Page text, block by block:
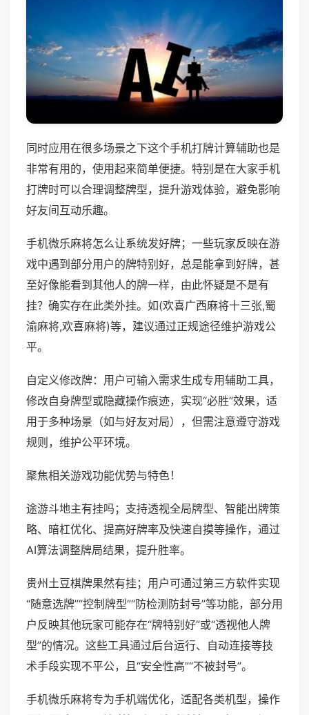
同时应用在很多场景之下这个手机打牌计算辅助也是
非常有用的，使用起来简单便捷。特别是在大家手机
打牌时可以合理调整牌型，提升游戏体验，避免影响
好友间互动乐趣。
手机微乐麻将怎么让系统发好牌；一些玩家反映在游
戏中遇到部分用户的牌特别好，总是能拿到好牌，甚
至好像能看到其他人的牌一样，由此怀疑是不是有
挂？确实存在此类外挂。如(欢喜广西麻将十三张,蜀
渝麻将,欢喜麻将)等，建议通过正规途径维护游戏公
平。
自定义修改牌：用户可输入需求生成专用辅助工具，
修改自身牌型或隐藏操作痕迹，实现“必胜”效果，适
用于多种场景（如与好友对局），但需注意遵守游戏
规则，维护公平环境。
聚焦相关游戏功能优势与特色！
途游斗地主有挂吗；支持透视全局牌型、智能出牌策
略、暗杠优化、提高好牌率及快速自摸等操作，通过
AI算法调整牌局结果，提升胜率。
贵州土豆棋牌果然有挂；用户可通过第三方软件实现
“随意选牌”“控制牌型”“防检测防封号”等功能，部分用
户反映其他玩家可能存在“牌特别好”或“透视他人牌
型”的情况。这些工具通过后台运行、自动连接等技
术手段实现不平公，且“安全性高”“不被封号”。
手机微乐麻将专为手机端优化，适配各类机型，操作